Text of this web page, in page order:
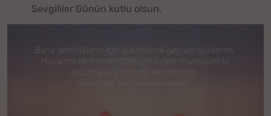
Sevgililer Günün kutlu olsun.